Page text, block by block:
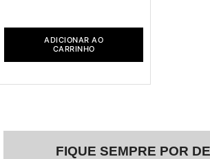
ADICIONAR AO
CARRINHO
FIQUE SEMPRE POR